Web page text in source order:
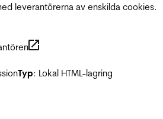
leverantörerna av enskilda cookies.
Typ: Lokal HTML-lagring